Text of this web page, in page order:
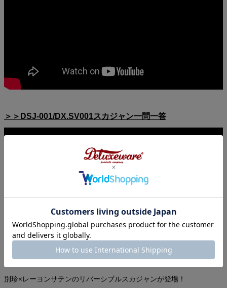
＞＞DSJ-001/DX.SV001スカジャン一問一答
別珍×レーヨンサテンのリバーシブルスカジャンが登場！